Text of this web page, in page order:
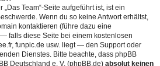
Team“-Seite aufgeführt ist, ist ein
Wenn du so keine Antwort erhältst,
kontaktieren (führe dazu eine
falls diese Seite bei einem kostenlosen
funpic.de usw. liegt — den Support oder
Dienstes. Bitte beachte, dass phpBB
Deutschland e. V. (phpBB.de) absolut keinen